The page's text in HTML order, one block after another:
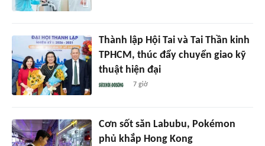
Thành lập Hội Tai và Tai Thần kinh
TPHCM, thúc đẩy chuyển giao kỹ
thuật hiện đại
7 giờ
Cơn sốt săn Labubu, Pokémon
phủ khắp Hong Kong